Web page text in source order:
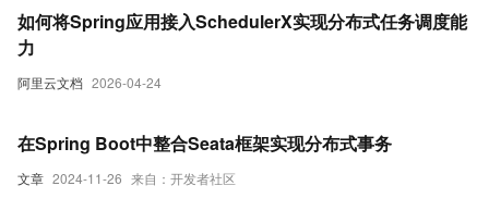
阿里云文档 2026-04-24
如何将Spring应用接入SchedulerX实现分布式任务调度能
力
文章 2024-11-26 来自：开发者社区
在Spring Boot中整合Seata框架实现分布式事务